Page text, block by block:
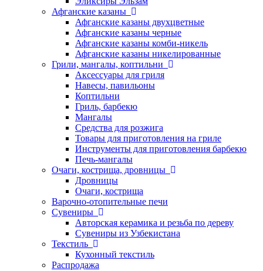
Афганские казаны
Афганские казаны двухцветные
Афганские казаны черные
Афганские казаны комби-никель
Афганские казаны никелированные
Грили, мангалы, коптильни
Аксессуары для гриля
Навесы, павильоны
Коптильни
Гриль, барбекю
Мангалы
Средства для розжига
Товары для приготовления на гриле
Инструменты для приготовления барбекю
Печь-мангалы
Очаги, кострища, дровницы
Дровницы
Очаги, кострища
Варочно-отопительные печи
Сувениры
Авторская керамика и резьба по дереву
Сувениры из Узбекистана
Текстиль
Кухонный текстиль
Распродажа